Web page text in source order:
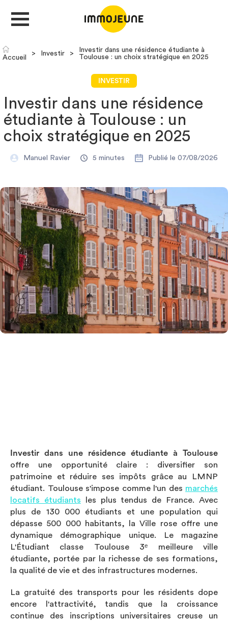
DÉPOSER UNE ANNONCE
Je cherche un logement
Villes
Investir
Blog
Accueil
> Investir >
Investir dans une résidence étudiante à
Toulouse : un choix stratégique en 2025
INVESTIR
Investir dans une résidence
étudiante à Toulouse : un
choix stratégique en 2025
Manuel Ravier 5 minutes Publié le 07/08/2026
Investir dans une résidence étudiante à Toulouse
offre une opportunité claire : diversifier son
patrimoine et réduire ses impôts grâce au LMNP
étudiant. Toulouse s'impose comme l'un des marchés
locatifs étudiants les plus tendus de France. Avec
plus de 130 000 étudiants et une population qui
dépasse 500 000 habitants, la Ville rose offre une
dynamique démographique unique. Le magazine
L'Étudiant classe Toulouse 3ᵉ meilleure ville
étudiante, portée par la richesse de ses formations,
la qualité de vie et des infrastructures modernes.
La gratuité des transports pour les résidents dope
encore l'attractivité, tandis que la croissance
continue des inscriptions universitaires creuse un